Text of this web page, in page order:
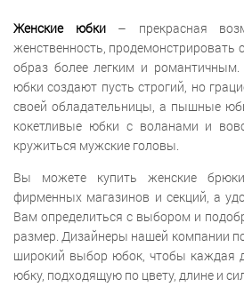
Женские юбки – прекрасная
женственность, продемонстрировать
образ более легким и
юбки создают пусть строгий, но
своей обладательницы, а пышные
кокетливые юбки с воланами и
кружиться мужские головы.
Вы можете купить женские
фирменных магазинов и секций, а
Вам определиться с выбором и
размер. Дизайнеры нашей компании
широкий выбор юбок, чтобы каждая
юбку, подходящую по цвету, длине и